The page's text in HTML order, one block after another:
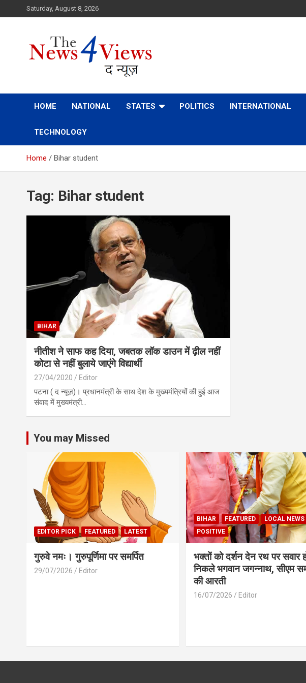
to
Saturday, August 8, 2026
TheNews4Views
HOME NATIONAL STATES POLITICS INTERNATIONAL
TECHNOLOGY
Home Bihar student
Tag: Bihar student
BIHAR
नीतीश ने साफ कह दिया, जबतक लॉक डाउन में ढ़ील नहीं
कोटा से नहीं बुलाये जाएंगे विद्यार्थी
27/04/2020 Editor
पटना ( द न्यूज़)। प्रधानमंत्री के साथ देश के मुख्यमंत्रियों की हुई आज
संवाद में मुख्यमंत्री…
You may Missed
EDITOR PICK FEATURED LATEST
गुरुवे नमः। गुरुपूर्णिमा पर समर्पित
29/07/2026 Editor
BIHAR FEATURED
LOCAL NEWS
POSITIVE
भक्तों को दर्शन देन रथ पर सवार
निकले भगवान जगन्नाथ, सीएम
की आरती
16/07/2026 Editor